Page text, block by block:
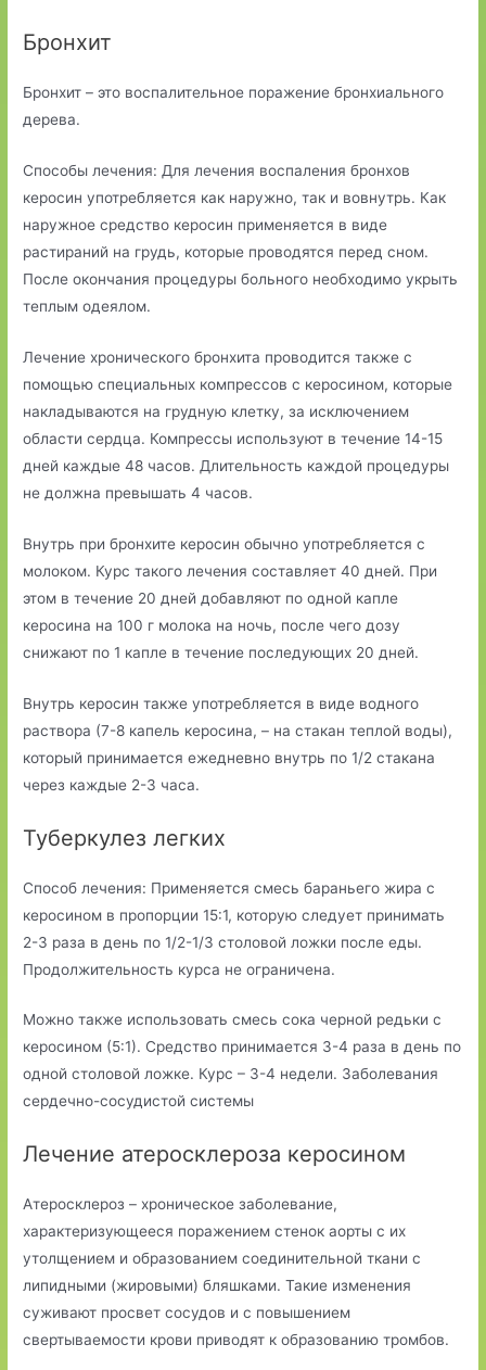
Бронхит
Бронхит – это воспалительное поражение бронхиального
дерева.
Способы лечения: Для лечения воспаления бронхов
керосин употребляется как наружно, так и вовнутрь. Как
наружное средство керосин применяется в виде
растираний на грудь, которые проводятся перед сном.
После окончания процедуры больного необходимо укрыть
теплым одеялом.
Лечение хронического бронхита проводится также с
помощью специальных компрессов с керосином, которые
накладываются на грудную клетку, за исключением
области сердца. Компрессы используют в течение 14-15
дней каждые 48 часов. Длительность каждой процедуры
не должна превышать 4 часов.
Внутрь при бронхите керосин обычно употребляется с
молоком. Курс такого лечения составляет 40 дней. При
этом в течение 20 дней добавляют по одной капле
керосина на 100 г молока на ночь, после чего дозу
снижают по 1 капле в течение последующих 20 дней.
Внутрь керосин также употребляется в виде водного
раствора (7-8 капель керосина, – на стакан теплой воды),
который принимается ежедневно внутрь по 1/2 стакана
через каждые 2-3 часа.
Туберкулез легких
Способ лечения: Применяется смесь бараньего жира с
керосином в пропорции 15:1, которую следует принимать
2-3 раза в день по 1/2-1/3 столовой ложки после еды.
Продолжительность курса не ограничена.
Можно также использовать смесь сока черной редьки с
керосином (5:1). Средство принимается 3-4 раза в день по
одной столовой ложке. Курс – 3-4 недели. Заболевания
сердечно-сосудистой системы
Лечение атеросклероза керосином
Атеросклероз – хроническое заболевание,
характеризующееся поражением стенок аорты с их
утолщением и образованием соединительной ткани с
липидными (жировыми) бляшками. Такие изменения
суживают просвет сосудов и с повышением
свертываемости крови приводят к образованию тромбов.